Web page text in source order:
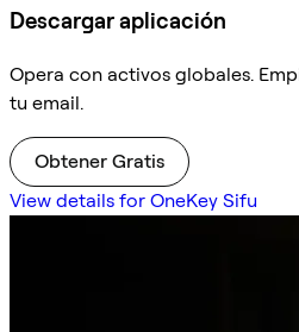
Descargar aplicación
Opera con activos globales.
tu email.
Obtener Gratis
View details for OneKey Sifu